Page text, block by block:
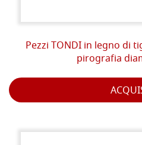
Pezzi TONDI in legno di
pirografia